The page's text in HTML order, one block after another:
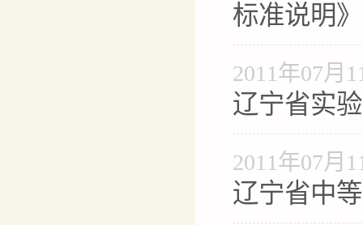
标准说明
2011年07月
辽宁省实
2011年07月
辽宁省中